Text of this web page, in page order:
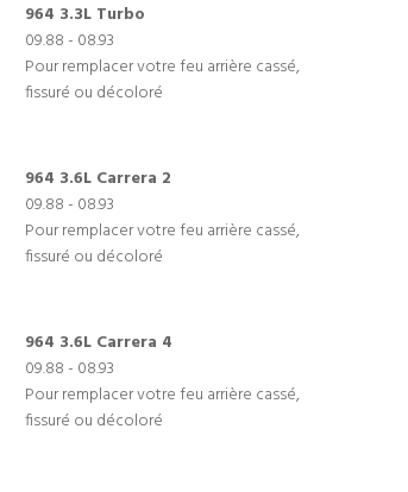
964 3.3L Turbo
09.88 - 08.93
Pour remplacer votre feu arrière cassé,
fissuré ou décoloré
964 3.6L Carrera 2
09.88 - 08.93
Pour remplacer votre feu arrière cassé,
fissuré ou décoloré
964 3.6L Carrera 4
09.88 - 08.93
Pour remplacer votre feu arrière cassé,
fissuré ou décoloré